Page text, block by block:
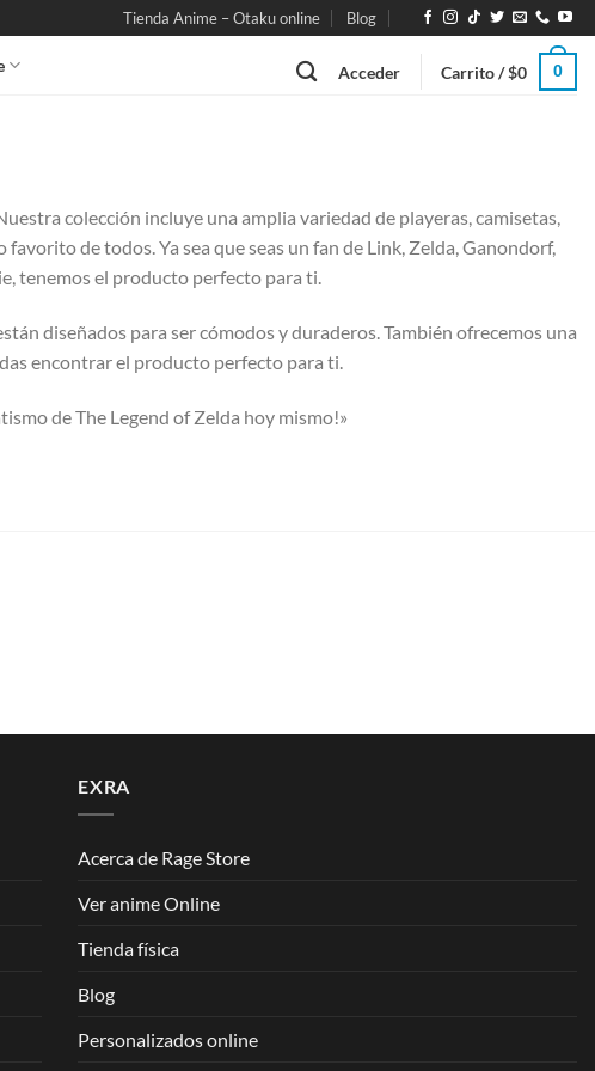
Tienda Anime – Otaku online Blog
Acceder Carrito /$0 0
colección incluye una amplia variedad de playeras, camisetas,
de todos. Ya sea que seas un fan de Link, Zelda, Ganondorf,
tenemos el producto perfecto para ti.
diseñados para ser cómodos y duraderos. También ofrecemos una
encontrar el producto perfecto para ti.
de The Legend of Zelda hoy mismo!»
EXRA
Acerca de Rage Store
Ver anime Online
Tienda física
Blog
Personalizados online